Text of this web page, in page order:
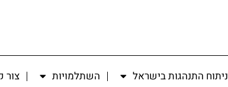
ניתוח התנהגות בישראל השתלמויות צור